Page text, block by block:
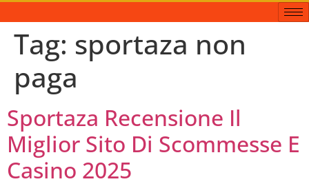
Tag: sportaza non
paga
Sportaza Recensione Il
Miglior Sito Di Scommesse E
Casino 2025